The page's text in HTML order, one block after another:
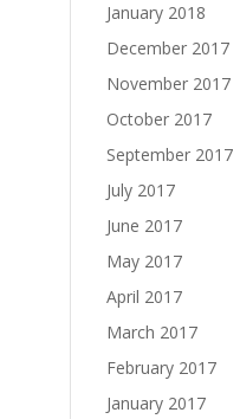
January 2018
December 2017
November 2017
October 2017
September 2017
July 2017
June 2017
May 2017
April 2017
March 2017
February 2017
January 2017